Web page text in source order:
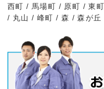
西町 / 馬場町 / 原町 / 東
/ 丸山 / 峰町 / 森 / 森が丘